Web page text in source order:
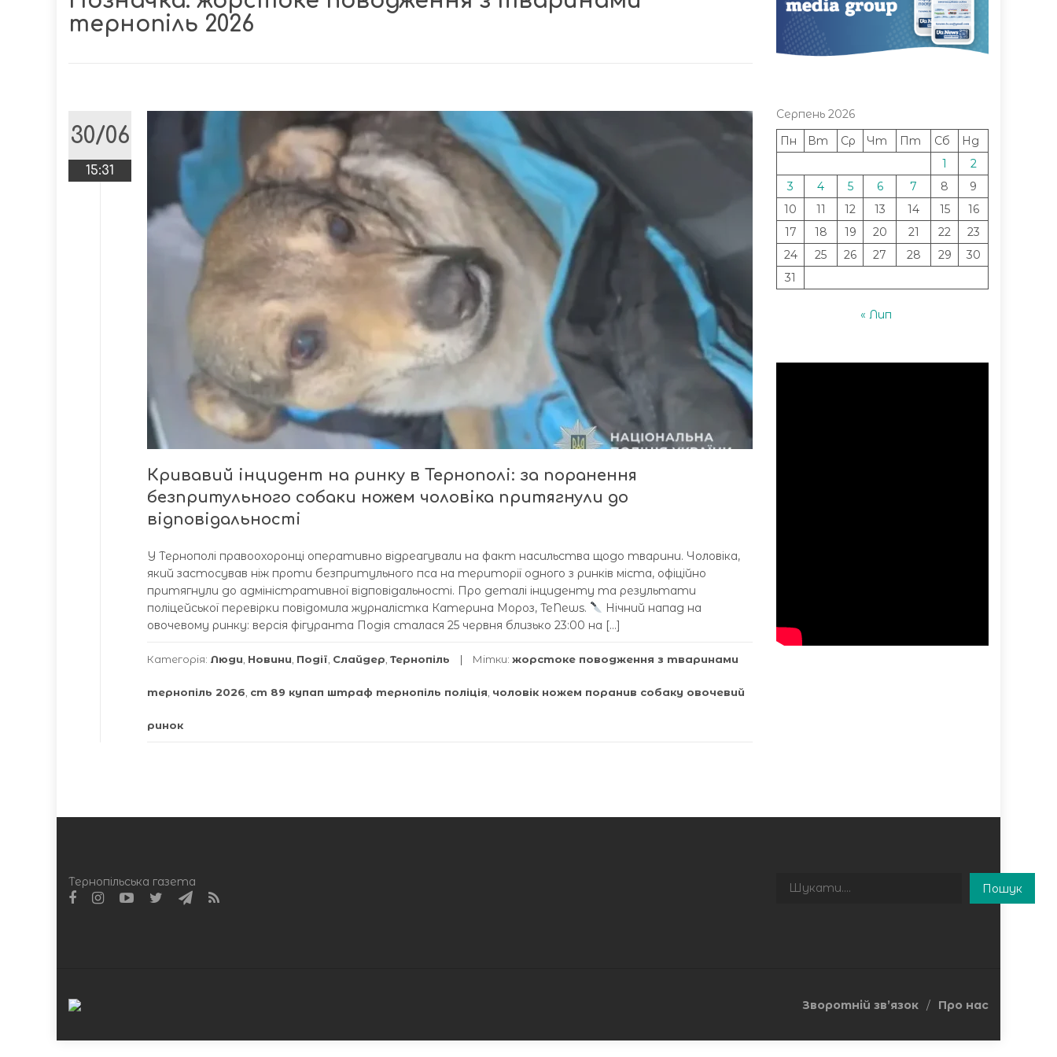
тернопіль 2026
30/06
15:31
Кривавий інцидент на ринку в Тернополі: за поранення
безпритульного собаки ножем чоловіка притягнули до
відповідальності
У Тернополі правоохоронці оперативно відреагували на факт насильства щодо тварини. Чоловіка,
який застосував ніж проти безпритульного пса на території одного з ринків міста, офіційно
притягнули до адміністративної відповідальності. Про деталі інциденту та результати
поліцейської перевірки повідомила журналістка Катерина Мороз, TeNews.
Нічний напад на
овочевому ринку: версія фігуранта Подія сталася 25 червня близько 23:00 на […]
Категорія: Люди Новини Події Слайдер Тернопіль Мітки: жорстоке поводження з тваринами
тернопіль 2026 ст 89 купап штраф тернопіль поліція чоловік ножем поранив собаку овочевий
ринок
Серпень 2026
Пн
Вт Ср Чт Пт Сб
Нд
1
2
3
4 5 6 7 8
9
10
11 12 13 14 15
16
17
18 19 20 21 22
23
24
25 26 27 28 29
30
31
« Лип
Тернопільська газета Пошук
Пошук
Зворотній зв’язок Про нас